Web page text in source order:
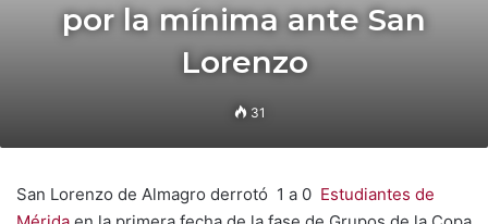
por la mínima ante San
Lorenzo
31
San Lorenzo de Almagro derrotó 1 a 0 Estudiantes de